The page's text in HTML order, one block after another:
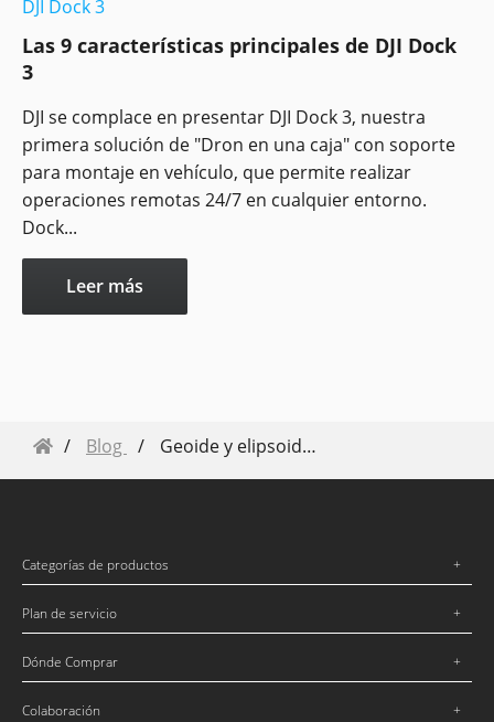
DJI Dock 3
Las 9 características principales de DJI Dock
3
DJI se complace en presentar DJI Dock 3, nuestra
primera solución de "Dron en una caja" con soporte
para montaje en vehículo, que permite realizar
operaciones remotas 24/7 en cualquier entorno.
Dock...
Leer más
Blog Geoide y elipsoide: ¿Cuál es la diferencia y por qué es importante?
Categorías de productos
Plan de servicio
Dónde Comprar
Colaboración